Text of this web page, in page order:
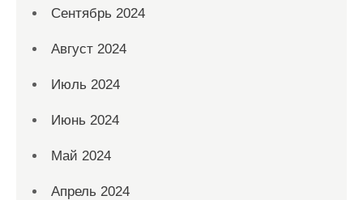
Сентябрь 2024
Август 2024
Июль 2024
Июнь 2024
Май 2024
Апрель 2024